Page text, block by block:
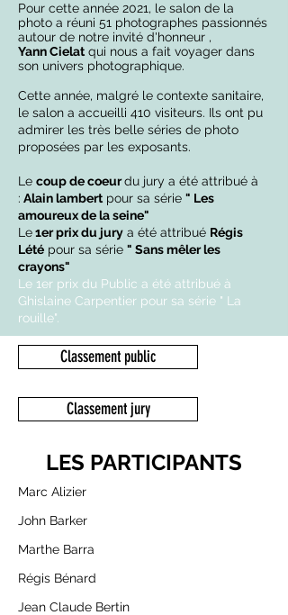
Pour cette année 2021, le salon de la
photo a réuni 51 photographes passionnés
autour de notre invité d'honneur ,
Yann Cielat qui nous a fait voyager dans
son univers photographique.
Cette année, malgré le contexte sanitaire,
le salon a accueilli 410 visiteurs. Ils ont pu
admirer les très belle séries de photo
proposées par les exposants.
Le coup de coeurdu jury a été attribué à
: Alain lambert pour sa série " Les
amoureux de la seine"
Le1er prix du jury a été attribué Régis
Lété pour sa série " Sans mêler les
crayons"
Le 1er prix du Public a été attribué à
Ghislaine Carpentier pour sa série " La
rouille".
Classement public
Classement jury
LES PARTICIPANTS
Marc Alizier
John Barker
Marthe Barra
Régis Bénard
Jean Claude Bertin